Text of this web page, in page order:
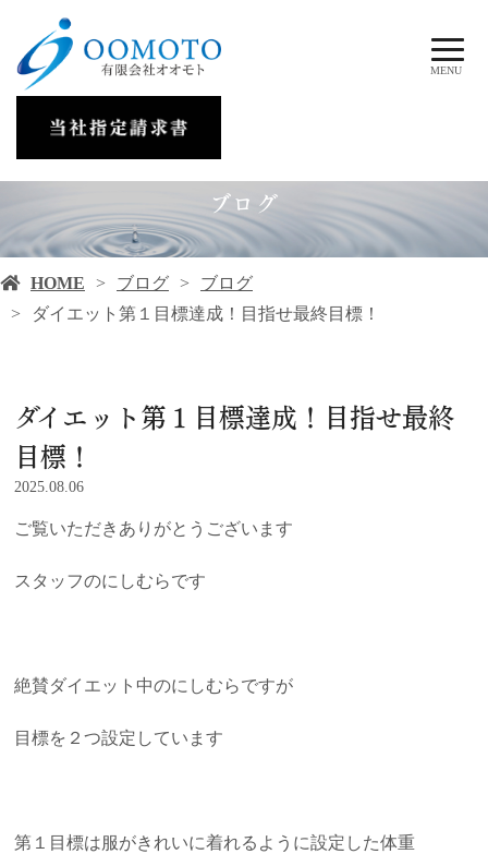
MENU
ブログ
HOME ブログ
ブログ
ダイエット第１目標達成！目指せ最終目標！
ダイエット第１目標達成！目指せ最終
目標！
2025.08.06
ご覧いただきありがとうございます
スタッフのにしむらです
絶賛ダイエット中のにしむらですが
目標を２つ設定しています
第１目標は服がきれいに着れるように設定した体重